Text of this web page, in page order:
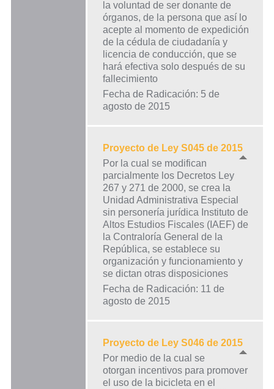
la voluntad de ser donante de
órganos, de la persona que así lo
acepte al momento de expedición
de la cédula de ciudadanía y
licencia de conducción, que se
hará efectiva solo después de su
fallecimiento
Fecha de Radicación: 5 de
agosto de 2015
Proyecto de Ley S045 de 2015
Por la cual se modifican
parcialmente los Decretos Ley
267 y 271 de 2000, se crea la
Unidad Administrativa Especial
sin personería jurídica Instituto de
Altos Estudios Fiscales (IAEF) de
la Contraloría General de la
República, se establece su
organización y funcionamiento y
se dictan otras disposiciones
Fecha de Radicación: 11 de
agosto de 2015
Proyecto de Ley S046 de 2015
Por medio de la cual se
otorgan incentivos para promover
el uso de la bicicleta en el